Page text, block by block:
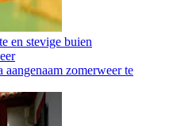
en stevige buien
aangenaam zomerweer te